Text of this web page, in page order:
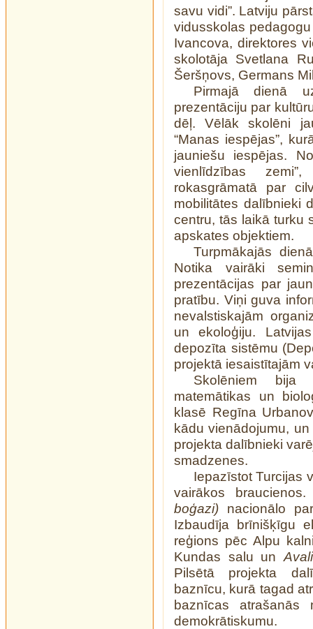
savu vidi”. Latviju
vidusskolas
Ivancova, direktores
skolotāja Svetlana
Šeršņovs, Germans
Pirmajā dienā
prezentāciju par
dēļ. Vēlāk skolēni
“Manas iespējas”,
jauniešu iespējas.
vienlīdzības
rokasgrāmatā par
mobilitātes dalībnieki
centru, tās laikā turku
apskates objektiem.
Turpmākajās
Notika vairāki
prezentācijas par
pratību. Viņi guva
nevalstiskajām
un ekoloģiju.
depozīta sistēmu
projektā iesaistītajām
Skolēniem bija
matemātikas un
klasē Regīna
kādu vienādojumu,
projekta dalībnieki
smadzenes.
Iepazīstot Turcijas
vairākos
boģazi) nacionālo
Izbaudīja brīnišķīgu
reģions pēc Alpu
Kundas salu un
Pilsētā projekta
baznīcu, kurā tagad
baznīcas atrašanās
demokrātiskumu.